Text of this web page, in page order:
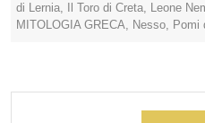
di Lernia, Il Toro di Creta, Leone
MITOLOGIA GRECA, Nesso, Pomi